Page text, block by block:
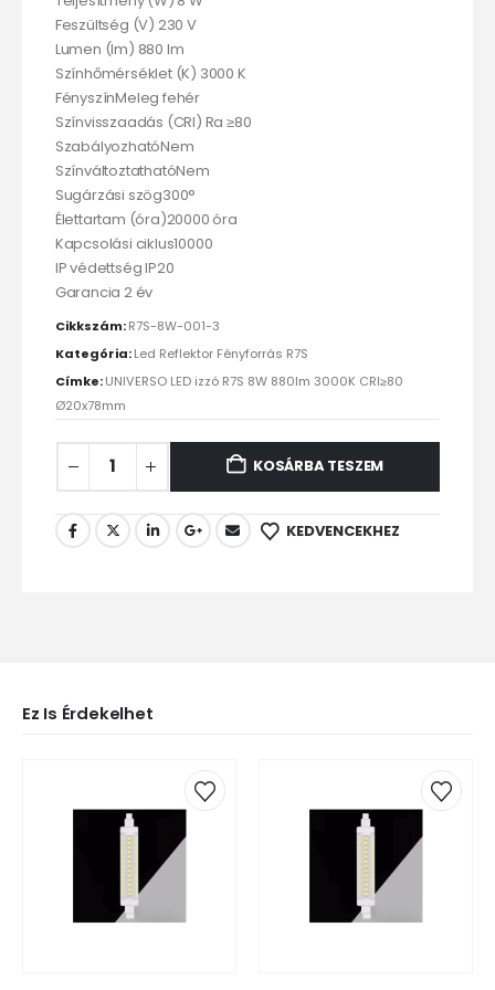
Feszültség (V) 230 V
Lumen (lm) 880 lm
Színhőmérséklet (K) 3000 K
FényszínMeleg fehér
Színvisszaadás (CRI) Ra ≥80
SzabályozhatóNem
SzínváltoztathatóNem
Sugárzási szög300°
Élettartam (óra)20000 óra
Kapcsolási ciklus10000
IP védettség IP20
Garancia 2 év
Cikkszám:R7S-8W-001-3
Kategória:Led Reflektor Fényforrás R7S
Címke:UNIVERSO LED izzó R7S 8W 880lm 3000K CRI≥80
Ø20x78mm
KOSÁRBA TESZEM
KEDVENCEKHEZ
Ez Is Érdekelhet